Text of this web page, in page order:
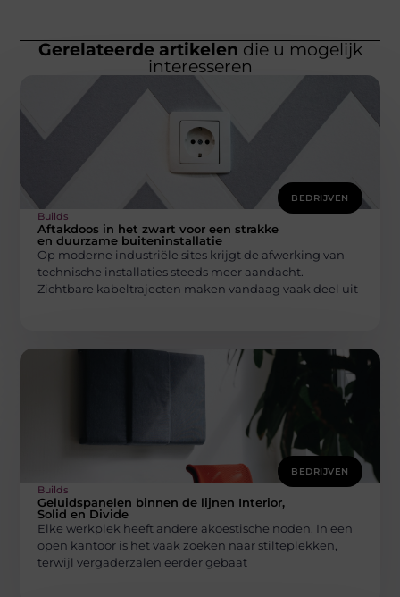
Gerelateerde artikelen die u mogelijk
interesseren
BEDRIJVEN
Builds
Aftakdoos in het zwart voor een strakke
en duurzame buiteninstallatie
Op moderne industriële sites krijgt de afwerking van
technische installaties steeds meer aandacht.
Zichtbare kabeltrajecten maken vandaag vaak deel uit
BEDRIJVEN
Builds
Geluidspanelen binnen de lijnen Interior,
Solid en Divide
Elke werkplek heeft andere akoestische noden. In een
open kantoor is het vaak zoeken naar stilteplekken,
terwijl vergaderzalen eerder gebaat